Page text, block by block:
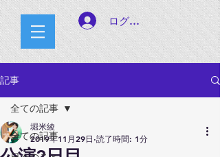
ログイン
記事
全ての記事
全ての記事
堀米綾
2019年11月29日 読了時間: 1分